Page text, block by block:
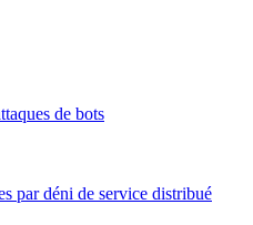
de bots
par déni de service distribué